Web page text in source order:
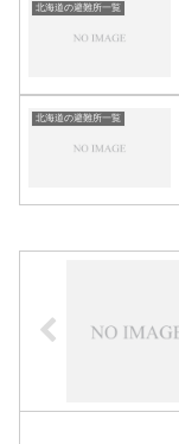
北海道の避難所一覧
北海道の避難所一覧